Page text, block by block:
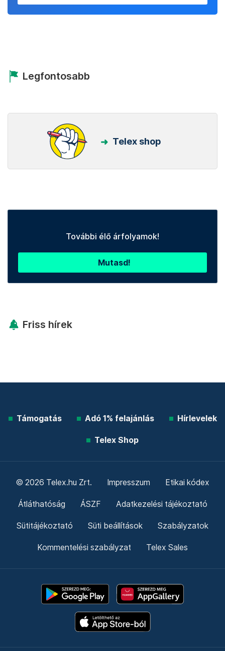
Legfontosabb
Telex shop
További élő árfolyamok!
Mutasd!
Friss hírek
Támogatás Adó 1% felajánlás Hírlevelek
Telex Shop
© 2026 Telex.hu Zrt. Impresszum Etikai kódex
Átláthatóság ÁSZF Adatkezelési tájékoztató
Sütitájékoztató Süti beállítások Szabályzatok
Kommentelési szabályzat Telex Sales